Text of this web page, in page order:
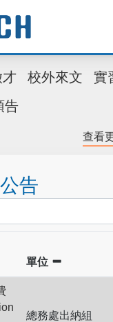
校外來文
實
告
查看
告
單位
總務處出納組